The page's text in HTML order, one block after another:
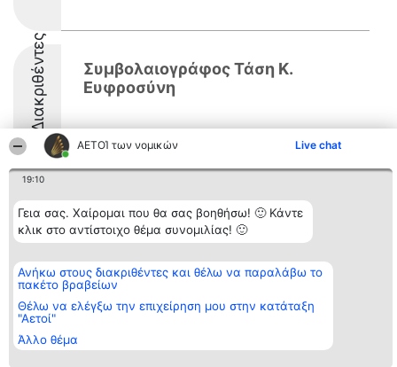
ΑΕΤΟΊ των νομικών Live chat
19:10
Γεια σας. Χαίρομαι που θα σας βοηθήσω! 🙂 Κάντε
κλικ στο αντίστοιχο θέμα συνομιλίας! 🙂
Ανήκω στους διακριθέντες και θέλω να παραλάβω το
πακέτο βραβείων
Θέλω να ελέγξω την επιχείρηση μου στην κατάταξη
"Αετοί"
Άλλο θέμα
Διακριθέντες
Συμβολαιογράφος Τάση Κ.
Ευφροσύνη
Διοργανωτής της
κατάταξης
BEAUTIFUL COMPANY
Μονοπρόσωπη ΙΚΕ
2104128019
email:
Κατάταξη
Διακριθέντες
Λίστα όλων
των
Μεθοδολογία
προϋποθέσεις
ΠΟΛΙΤΙΚΗ
Επικοινωνία
Επικοινωνία